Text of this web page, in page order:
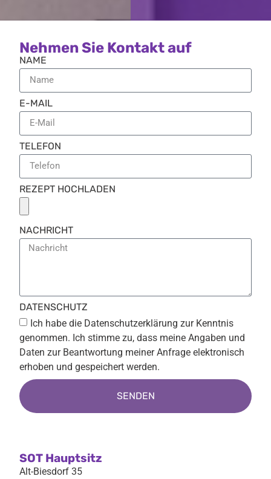
Nehmen Sie Kontakt auf
NAME
E-MAIL
TELEFON
REZEPT HOCHLADEN
NACHRICHT
DATENSCHUTZ
Ich habe die Datenschutzerklärung zur Kenntnis
genommen. Ich stimme zu, dass meine Angaben und
Daten zur Beantwortung meiner Anfrage elektronisch
erhoben und gespeichert werden.
SENDEN
SOT Hauptsitz
Alt-Biesdorf 35